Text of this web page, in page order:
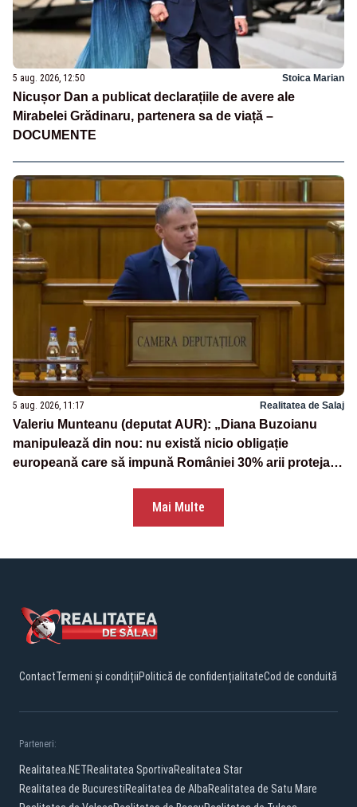
5 aug. 2026, 12:50 Stoica Marian
Nicușor Dan a publicat declarațiile de avere ale
Mirabelei Grădinaru, partenera sa de viață –
DOCUMENTE
5 aug. 2026, 11:17 Realitatea de Salaj
Valeriu Munteanu (deputat AUR): „Diana Buzoianu
manipulează din nou: nu există nicio obligație
europeană care să impună României 30% arii protejate
Mai Multe
ContactTermeni și condițiiPolitică de confidențialitateCod de conduită
Parteneri:
Realitatea.NETRealitatea SportivaRealitatea Star
Realitatea de BucurestiRealitatea de AlbaRealitatea de Satu Mare